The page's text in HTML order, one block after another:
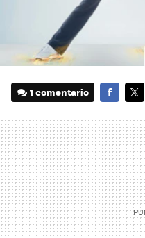
1 comentario